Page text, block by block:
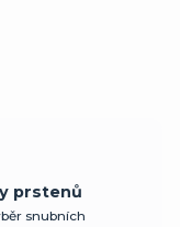
prstenů
snubních